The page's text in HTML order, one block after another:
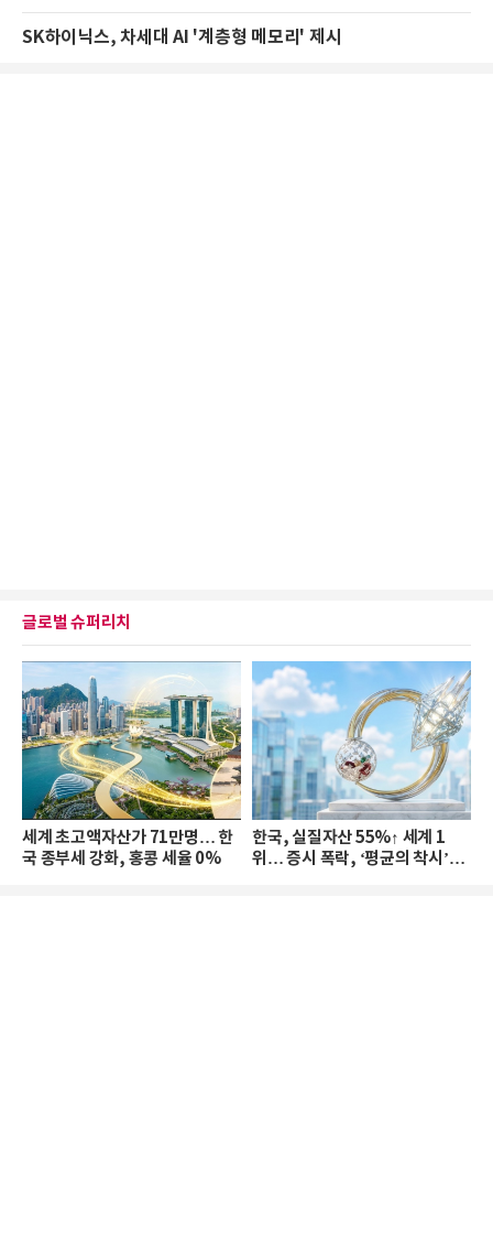
SK하이닉스, 차세대 AI '계층형 메모리' 제시
글로벌 슈퍼리치
세계 초고액자산가 71만명… 한
국 종부세 강화, 홍콩 세율 0%
한국, 실질자산 55%↑ 세계 1
위… 증시 폭락, ‘평균의 착시’와